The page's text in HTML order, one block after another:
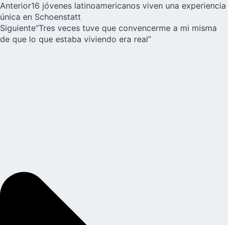
Anterior16 jóvenes latinoamericanos viven una experiencia
única en Schoenstatt
Siguiente“Tres veces tuve que convencerme a mi misma
de que lo que estaba viviendo era real”